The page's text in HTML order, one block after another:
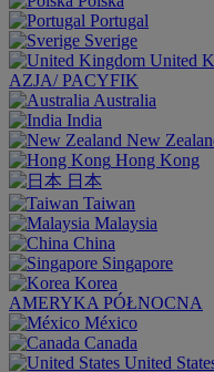
Portugal
Sverige
United
AZJA/ PACYFIK
Australia
India
New
Hong Kong
日本
Taiwan
Malaysia
China
Singapore
Korea
AMERYKA PÓŁNOCNA
México
Canada
United